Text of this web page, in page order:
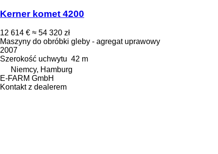
Kerner komet 4200
12 614 € ≈ 54 320 zł
Maszyny do obróbki gleby - agregat uprawowy
2007
Szerokość uchwytu 42 m
Niemcy, Hamburg
E-FARM GmbH
Kontakt z dealerem